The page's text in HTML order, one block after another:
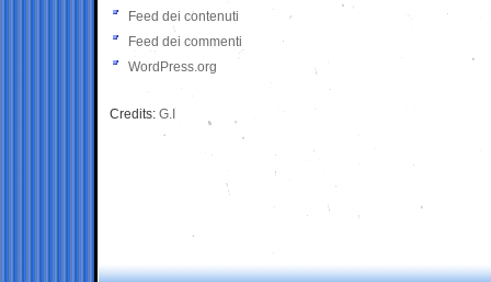
Feed dei contenuti
Feed dei commenti
WordPress.org
Credits: G.I